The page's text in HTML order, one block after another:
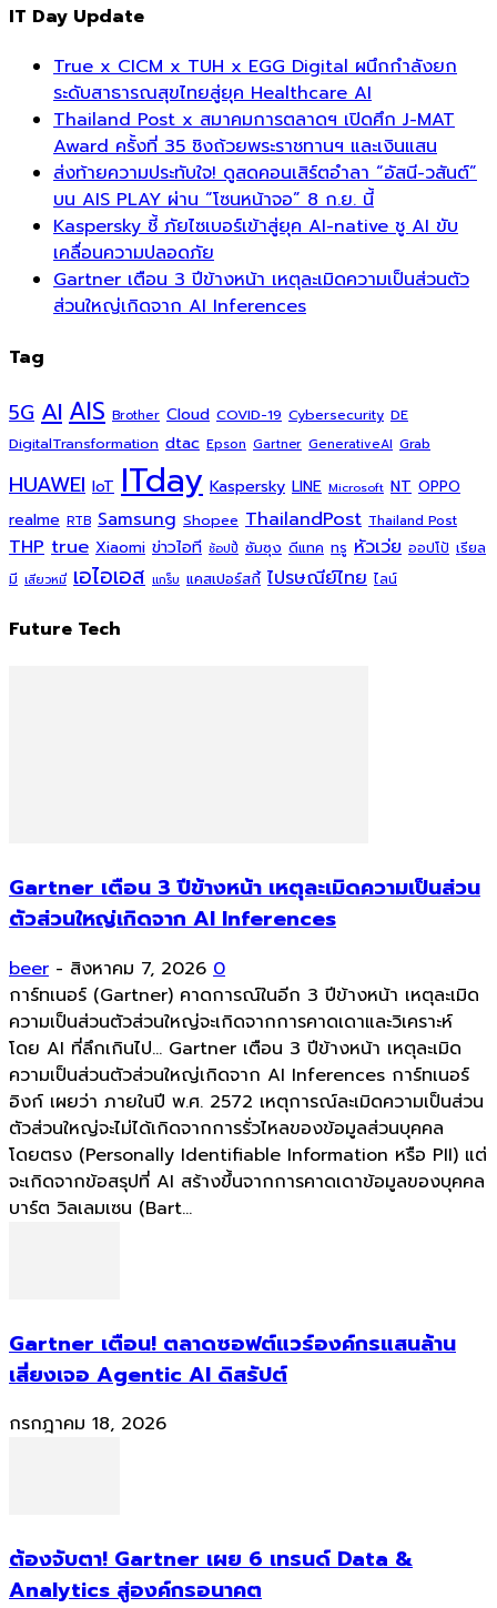
IT Day Update
True x CICM x TUH x EGG Digital ผนึกกำลังยก
ระดับสาธารณสุขไทยสู่ยุค Healthcare AI
Thailand Post x สมาคมการตลาดฯ เปิดศึก J-MAT
Award ครั้งที่ 35 ชิงถ้วยพระราชทานฯ และเงินแสน
ส่งท้ายความประทับใจ! ดูสดคอนเสิร์ตอำลา “อัสนี-วสันต์”
บน AIS PLAY ผ่าน “โซนหน้าจอ” 8 ก.ย. นี้
Kaspersky ชี้ ภัยไซเบอร์เข้าสู่ยุค AI-native ชู AI ขับ
เคลื่อนความปลอดภัย
Gartner เตือน 3 ปีข้างหน้า เหตุละเมิดความเป็นส่วนตัว
ส่วนใหญ่เกิดจาก AI Inferences
Tag
5G AI AIS Brother Cloud COVID-19 Cybersecurity DE
DigitalTransformation dtac Epson Gartner GenerativeAI Grab
HUAWEI IoT ITday Kaspersky LINE Microsoft NT OPPO
realme RTB Samsung Shopee ThailandPost Thailand Post
THP true Xiaomi ข่าวไอที ช้อปปี้ ซัมซุง ดีแทค ทรู หัวเว่ย ออปโป้ เรียล
มี เสียวหมี่ เอไอเอส แกร็บ แคสเปอร์สกี้ ไปรษณีย์ไทย ไลน์
Future Tech
Gartner เตือน 3 ปีข้างหน้า เหตุละเมิดความเป็นส่วน
ตัวส่วนใหญ่เกิดจาก AI Inferences
beer - สิงหาคม 7, 2026 0
การ์ทเนอร์ (Gartner) คาดการณ์ในอีก 3 ปีข้างหน้า เหตุละเมิด
ความเป็นส่วนตัวส่วนใหญ่จะเกิดจากการคาดเดาและวิเคราะห์
โดย AI ที่ลึกเกินไป... Gartner เตือน 3 ปีข้างหน้า เหตุละเมิด
ความเป็นส่วนตัวส่วนใหญ่เกิดจาก AI Inferences การ์ทเนอร์
อิงก์ เผยว่า ภายในปี พ.ศ. 2572 เหตุการณ์ละเมิดความเป็นส่วน
ตัวส่วนใหญ่จะไม่ได้เกิดจากการรั่วไหลของข้อมูลส่วนบุคคล
โดยตรง (Personally Identifiable Information หรือ PII) แต่
จะเกิดจากข้อสรุปที่ AI สร้างขึ้นจากการคาดเดาข้อมูลของบุคคล
บาร์ต วิลเลมเซน (Bart...
Gartner เตือน! ตลาดซอฟต์แวร์องค์กรแสนล้าน
เสี่ยงเจอ Agentic AI ดิสรัปต์
กรกฎาคม 18, 2026
ต้องจับตา! Gartner เผย 6 เทรนด์ Data &
Analytics สู่องค์กรอนาคต